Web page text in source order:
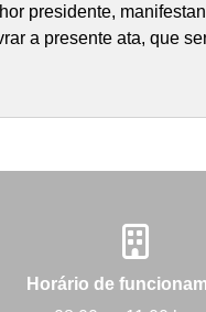
presidente,
a presente ata, que
Horário de